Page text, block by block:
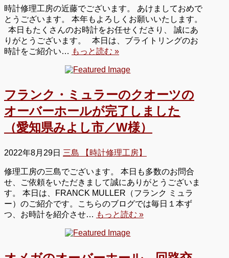
時計修理工房の近藤でございます。 あけましておめで
とうございます。 本年もよろしくお願いいたします。
本日もたくさんのお時計をお任せくださり、 誠にあ
りがとうございます。 本日は、ブライトリングのお
時計をご紹介い… もっと読む »
フランク・ミュラーのクオーツの
オーバーホールが完了しました
（愛知県みよし市／W様）
2022年8月29日 三島 【時計修理工房】
修理工房の三島でございます。 本日も多数のお問合
せ、ご依頼をいただきまして誠にありがとうございま
す。 本日は、FRANCK MULLER（フランク ミュラ
ー）のご紹介です。こちらのブログでは毎日１本ず
つ、お時計を紹介させ… もっと読む »